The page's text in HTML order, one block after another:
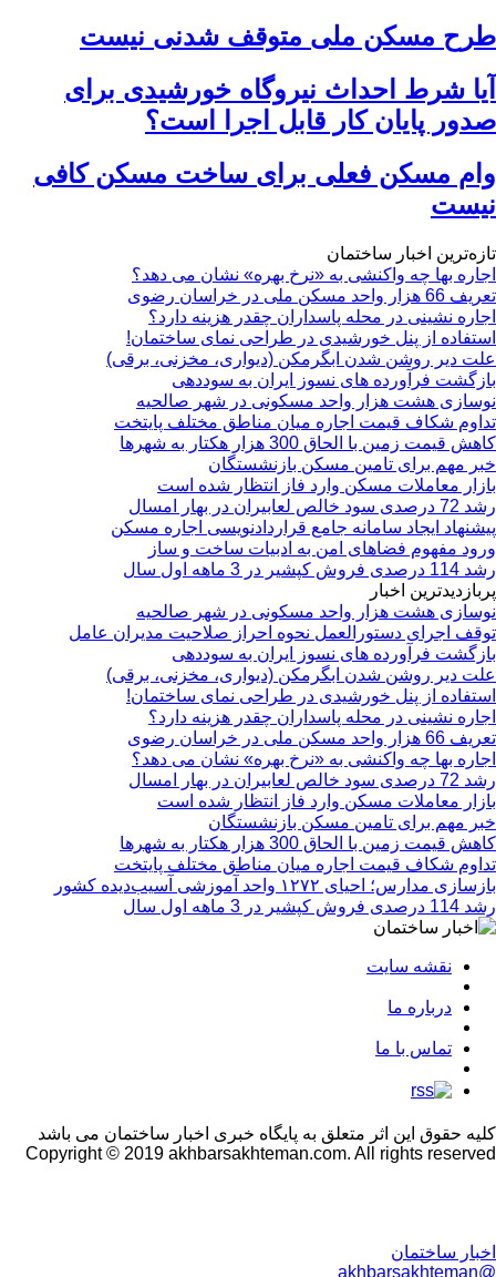
طرح مسکن ملی متوقف شدنی نیست
آیا شرط احداث نیروگاه خورشیدی برای
صدور پایان کار قابل اجرا است؟
وام مسکن فعلی برای ساخت مسکن کافی
نیست
تازه‌ترین اخبار ساختمان
اجاره بها چه واکنشی به «نرخ بهره» نشان می دهد؟
تعریف 66 هزار واحد مسکن ملی در خراسان رضوی
اجاره نشینی در محله پاسداران چقدر هزینه دارد؟
استفاده از پنل خورشیدی در طراحی نمای ساختمان!
علت دیر روشن شدن ابگرمکن (دیواری، مخزنی، برقی)
بازگشت فرآورده های نسوز ایران به سوددهی
نوسازی هشت هزار واحد مسکونی در شهر صالحیه
تداوم شکاف قیمت اجاره میان مناطق مختلف پایتخت
کاهش قیمت زمین با الحاق 300 هزار هکتار به شهرها
خبر مهم برای تامین مسکن بازنشستگان
بازار معاملات مسکن وارد فاز انتظار شده است
رشد 72 درصدی سود خالص لعابیران در بهار امسال
پیشنهاد ایجاد سامانه جامع قراردادنویسی اجاره مسکن
ورود مفهوم فضاهای امن به ادبیات ساخت و ساز
رشد 114 درصدی فروش کپشیر در 3 ماهه اول سال
پربازدیدترین اخبار
نوسازی هشت هزار واحد مسکونی در شهر صالحیه
توقف اجرای دستورالعمل نحوه احراز صلاحیت مدیران عامل
بازگشت فرآورده های نسوز ایران به سوددهی
علت دیر روشن شدن ابگرمکن (دیواری، مخزنی، برقی)
استفاده از پنل خورشیدی در طراحی نمای ساختمان!
اجاره نشینی در محله پاسداران چقدر هزینه دارد؟
تعریف 66 هزار واحد مسکن ملی در خراسان رضوی
اجاره بها چه واکنشی به «نرخ بهره» نشان می دهد؟
رشد 72 درصدی سود خالص لعابیران در بهار امسال
بازار معاملات مسکن وارد فاز انتظار شده است
خبر مهم برای تامین مسکن بازنشستگان
کاهش قیمت زمین با الحاق 300 هزار هکتار به شهرها
تداوم شکاف قیمت اجاره میان مناطق مختلف پایتخت
بازسازی مدارس؛ احیای ۱۲۷۲ واحد آموزشی آسیب‌دیده کشور
رشد 114 درصدی فروش کپشیر در 3 ماهه اول سال
نقشه سایت
درباره ما
تماس با ما
کلیه حقوق این اثر متعلق به پایگاه خبری اخبار ساختمان می باشد
Copyright © 2019 akhbarsakhteman.com. All rights reserved
اخبار ساختمان
@akhbarsakhteman